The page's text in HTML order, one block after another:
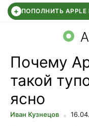
+ ПОПОЛНИТЬ APPLE
СБЕР КИДС
Почему
такой
ясно
Иван Кузнецов